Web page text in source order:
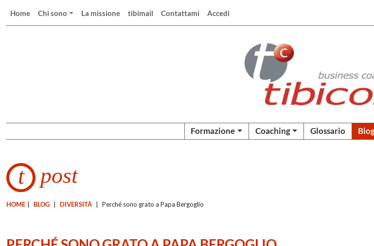
Home Chi sono La missione tibimail Contattami Accedi
Formazione Coaching Glossario
t post
HOME BLOG DIVERSITÀ Perché sono grato a Papa Bergoglio